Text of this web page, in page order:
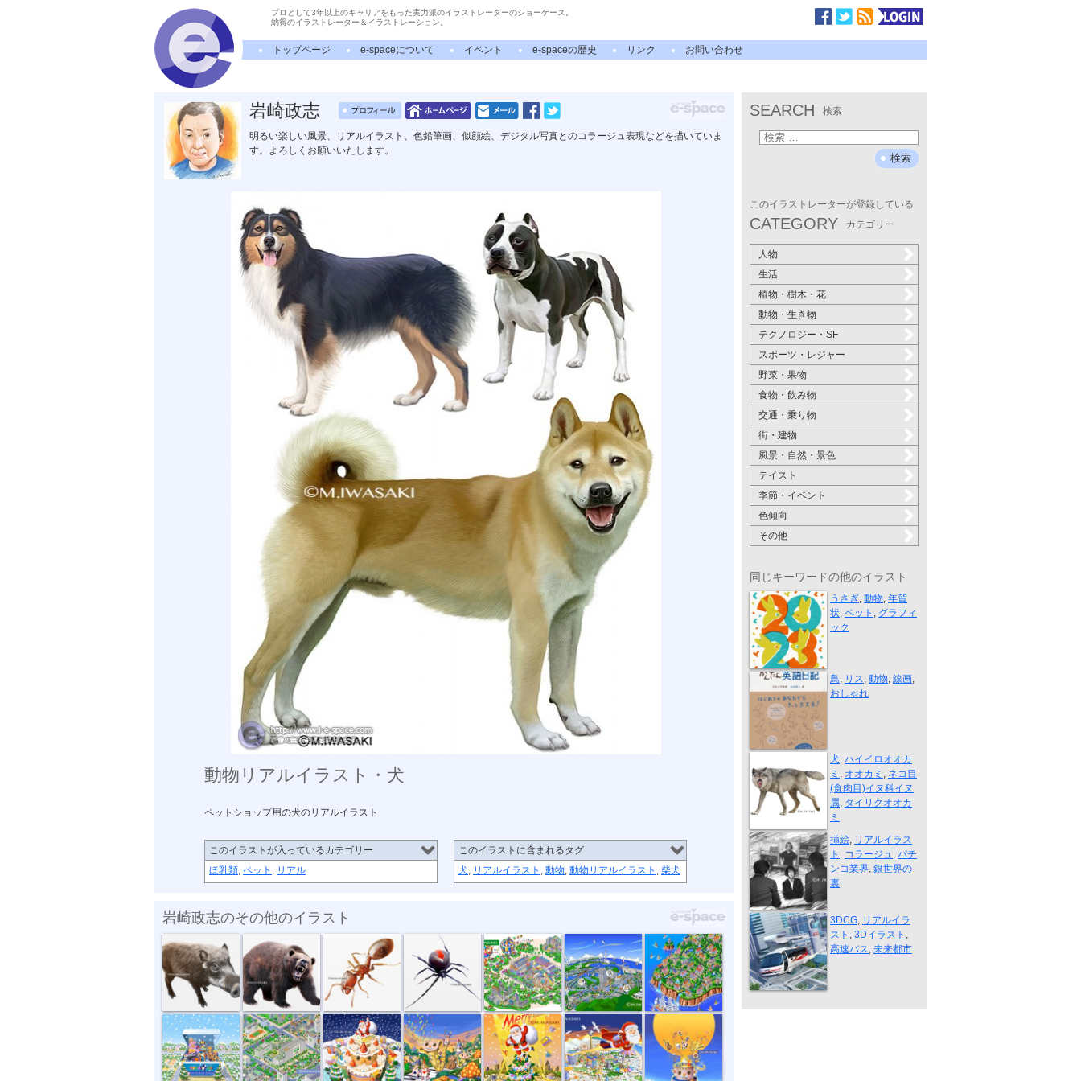
プロとして3年以上のキャリアをもった実力派のイラストレーターのショーケース。
納得のイラストレーター＆イラストレーション。
トップページ e-spaceについて イベント e-spaceの歴史 リンク お問い合わせ
岩崎政志
明るい楽しい風景、リアルイラスト、色鉛筆画、似顔絵、デジタル写真とのコラージュ表現などを描いていま
す。よろしくお願いいたします。
動物リアルイラスト・犬
ペットショップ用の犬のリアルイラスト
このイラストが入っているカテゴリー
ほ乳類, ペット , リアル
このイラストに含まれるタグ
犬, リアルイラスト , 動物, 動物リアルイラスト , 柴犬
岩崎政志のその他のイラスト
危険生物・イ... 危険生物・クマ 危険生物・ヒ... 楽天市場の風...
トイザラスポ... マンション・... サンタとクリ... 音楽会のパレ... メリークリス... サンタ飛行機... パイプおじさん
SEARCH 検索
このイラストレーターが登録している
CATEGORY カテゴリー
人物
生活
植物・樹木・花
動物・生き物
テクノロジー・SF
スポーツ・レジャー
野菜・果物
食物・飲み物
交通・乗り物
街・建物
風景・自然・景色
テイスト
季節・イベント
色傾向
その他
同じキーワードの他のイラスト
New Year Car...
うさぎ, 動物, 年賀
状, ペット , グラフィ
ック
“かんたん英...
鳥, リス, 動物, 線画,
おしゃれ
動物リアルイ...
犬, ハイイロオオカ
ミ , オオカミ , ネコ目
(食肉目)イヌ科イヌ
属, タイリクオオカ
ミ
挿絵, リアルイラス
ト , コラージュ, パチ
ンコ業界, 銀世界の
裏
渋谷上空20m
3DCG, リアルイラ
スト , 3Dイラスト ,
高速バス, 未来都市